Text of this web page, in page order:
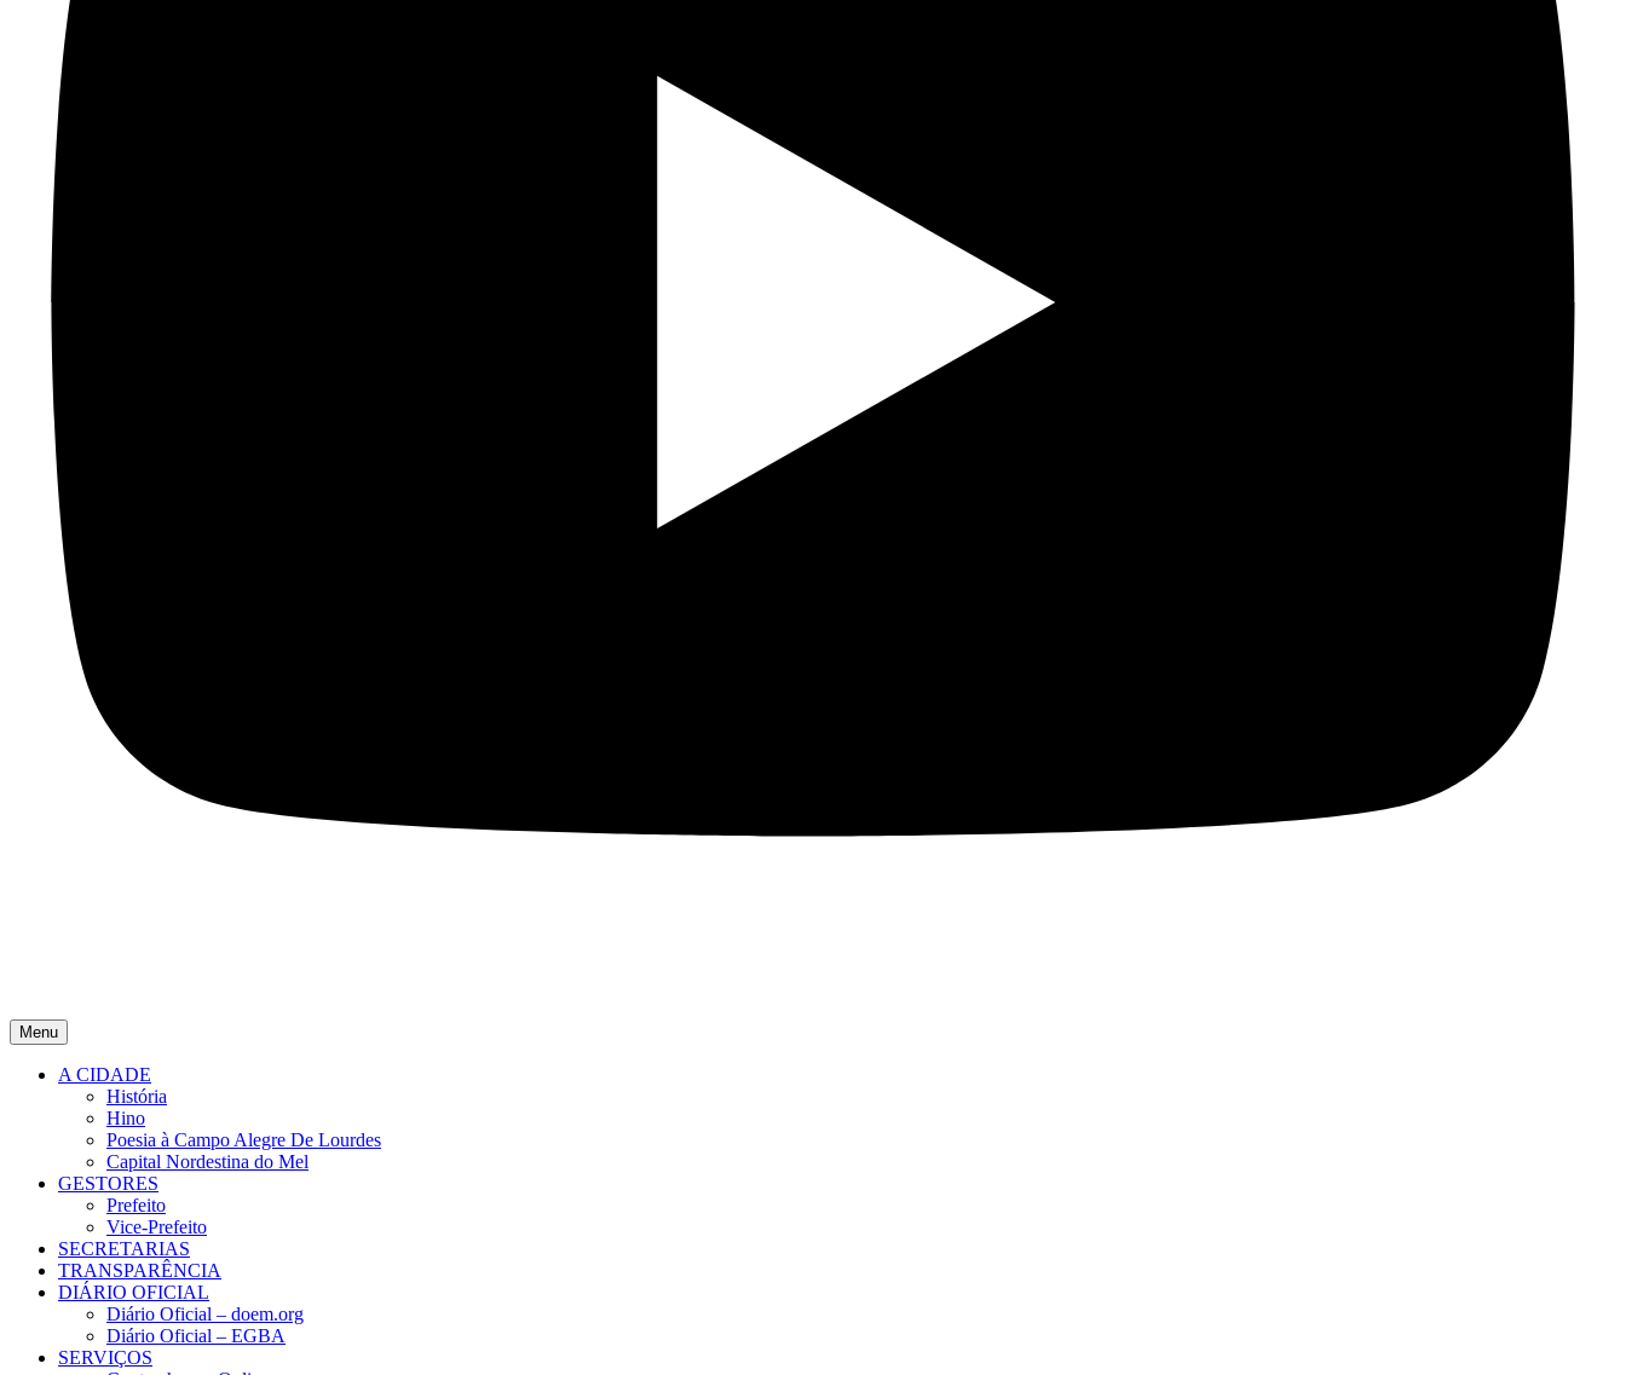
Menu
A CIDADE
História
Hino
Poesia à Campo Alegre De Lourdes
Capital Nordestina do Mel
GESTORES
Prefeito
Vice-Prefeito
SECRETARIAS
TRANSPARÊNCIA
DIÁRIO OFICIAL
Diário Oficial – doem.org
Diário Oficial – EGBA
SERVIÇOS